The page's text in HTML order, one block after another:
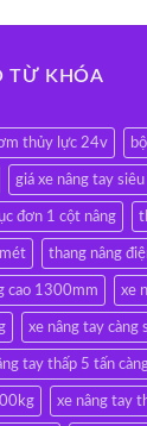
TỪ KHÓA
thủy lực 24v
giá xe nâng tay siêu
đơn 1 cột nâng
thang nâng
cao 1300mm xe
xe nâng tay càng
tay thấp 5 tấn
xe nâng tay